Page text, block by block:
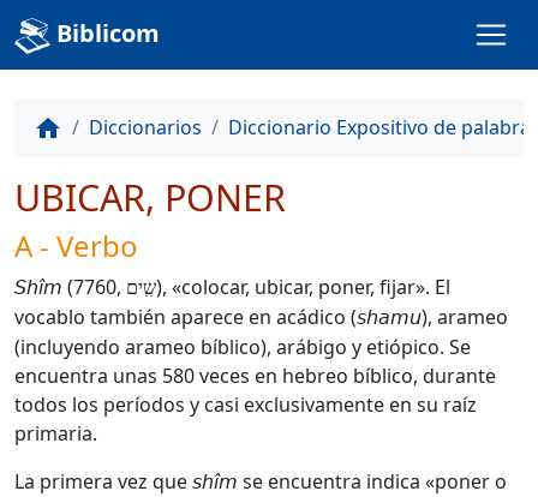
Biblicom
home Diccionarios Diccionario Expositivo de
UBICAR, PONER
A - Verbo
Shîm (7760, שִִים), «colocar, ubicar, poner, fijar». El
vocablo también aparece en acádico (shamu), arameo
(incluyendo arameo bíblico), arábigo y etiópico. Se
encuentra unas 580 veces en hebreo bíblico, durante
todos los períodos y casi exclusivamente en su raíz
primaria.
La primera vez que shîm se encuentra indica «poner o